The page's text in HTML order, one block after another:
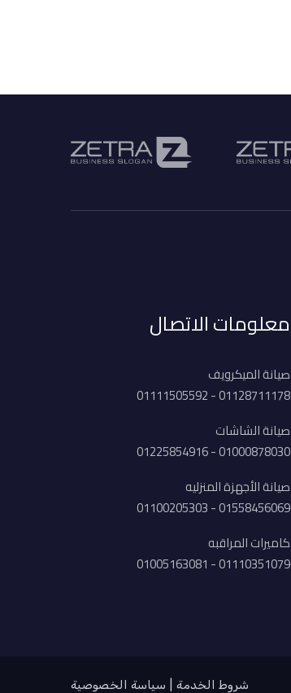
معلومات الاتصال
صيانة الميكرويف
01128711178 - 01111505592
صيانة الشاشات
01000878030 - 01225854916
صيانة الأجهزة المنزليه
01558456069 - 01100205303
كاميرات المراقبه
01110351079 - 01005163081
شروط الخدمة سياسة الخصوصية